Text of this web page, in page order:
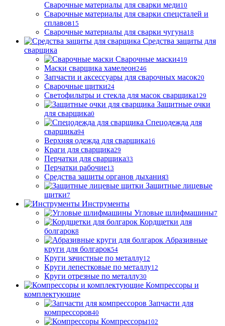
Сварочные материалы для сварки меди10
Сварочные материалы для сварки спецсталей и
сплавов15
Сварочные материалы для сварки чугуна18
Средства защиты для
сварщика
Сварочные маски419
Маски сварщика хамелеон246
Запчасти и аксессуары для сварочных масок20
Сварочные щитки24
Светофильтры и стекла для масок сварщика129
Защитные очки
для сварщика0
Спецодежда для
сварщика94
Верхняя одежда для сварщика16
Краги для сварщика29
Перчатки для сварщика33
Перчатки рабочие13
Средства защиты органов дыхания3
Защитные лицевые
щитки7
Инструменты
Угловые шлифмашины7
Кордщетки для
болгарок8
Абразивные
круги для болгарок54
Круги зачистные по металлу12
Круги лепестковые по металлу12
Круги отрезные по металлу30
Компрессоры и
комплектующие
Запчасти для
компрессоров40
Компрессоры102